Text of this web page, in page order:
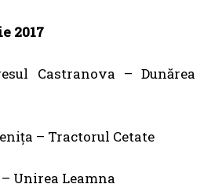
2017
Castranova – Dunărea
– Tractorul Cetate
Unirea Leamna